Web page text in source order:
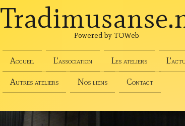
Tradimusanse
Powered by TOWeb
Accueil L'association Les ateliers
Autres ateliers Nos liens Contact